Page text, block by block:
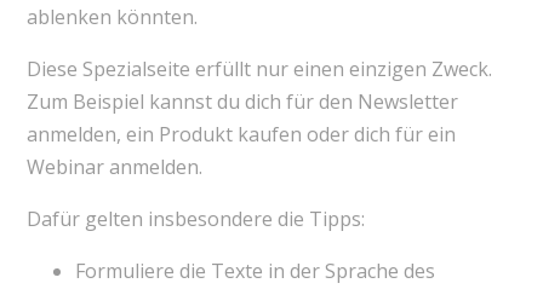
ablenken könnten.
Diese Spezialseite erfüllt nur einen einzigen Zweck.
Zum Beispiel kannst du dich für den Newsletter
anmelden, ein Produkt kaufen oder dich für ein
Webinar anmelden.
Dafür gelten insbesondere die Tipps:
Formuliere die Texte in der Sprache des